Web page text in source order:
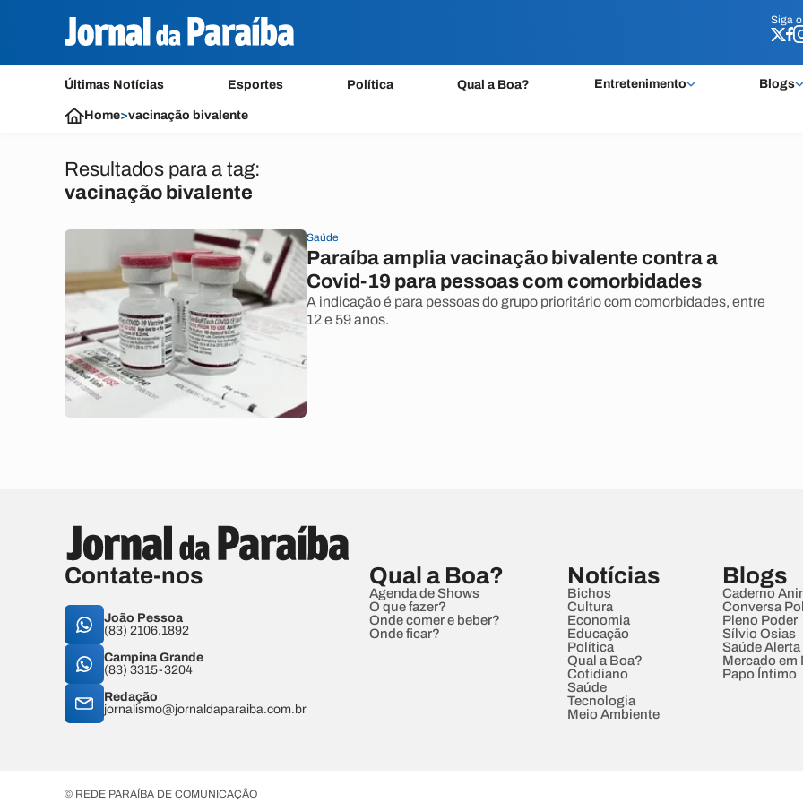
Siga o
Últimas Notícias Esportes Política Qual a Boa? Entretenimento Blogs
Siga o
Home>vacinação bivalente
Resultados para a tag:
vacinação bivalente
Saúde
Paraíba amplia vacinação bivalente contra a
Covid-19 para pessoas com comorbidades
A indicação é para pessoas do grupo prioritário com comorbidades, entre
12 e 59 anos.
Contate-nos
João Pessoa
(83) 2106.1892
Campina Grande
(83) 3315-3204
Redação
jornalismo@jornaldaparaiba.com.br
Qual a Boa?
Agenda de Shows
O que fazer?
Onde comer e beber?
Onde ficar?
Notícias
Bichos
Cultura
Economia
Educação
Política
Qual a Boa?
Cotidiano
Saúde
Tecnologia
Meio Ambiente
Blogs
Caderno
Conversa
Pleno Poder
Sílvio Osias
Saúde Alerta
Mercado em
Papo Íntimo
© REDE PARAÍBA DE COMUNICAÇÃO